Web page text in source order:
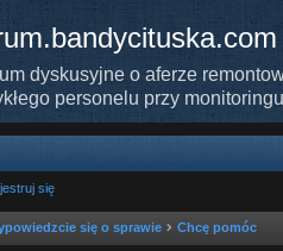
dyskusyjne o aferze
personelu przy monitoringu
się
się o sprawie Chcę pomóc